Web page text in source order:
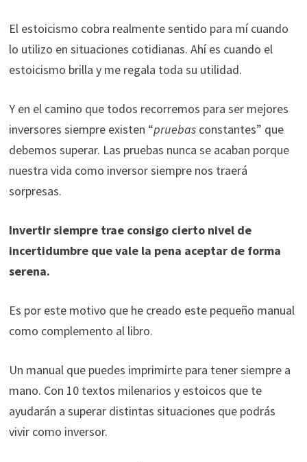
El estoicismo cobra realmente sentido para mí cuando
lo utilizo en situaciones cotidianas. Ahí es cuando el
estoicismo brilla y me regala toda su utilidad.
Y en el camino que todos recorremos para ser mejores
inversores siempre existen “pruebasconstantes” que
debemos superar. Las pruebas nunca se acaban porque
nuestra vida como inversor siempre nos traerá
sorpresas.
Invertir siempre trae consigo cierto nivel de
incertidumbre que vale la pena aceptar de forma
serena.
Es por este motivo que he creado este pequeño manual
como complemento al libro.
Un manual que puedes imprimirte para tener siempre a
mano. Con 10 textos milenarios y estoicos que te
ayudarán a superar distintas situaciones que podrás
vivir como inversor.
y estructura
de la web, en
base a cómo
se usa la web.
Experiencia
Para que
nuestra web
funcione lo
mejor posible
rechaza estas
cookies,
algunas
de la web.
Marketing
intereses y
comportamiento
mientras visitas